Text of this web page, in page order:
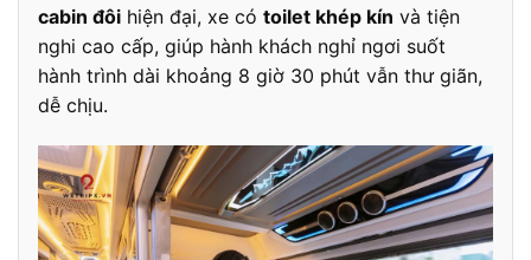
cabin đôi hiện đại, xe có toilet khép kín và tiện
nghi cao cấp, giúp hành khách nghỉ ngơi suốt
hành trình dài khoảng 8 giờ 30 phút vẫn thư giãn,
dễ chịu.